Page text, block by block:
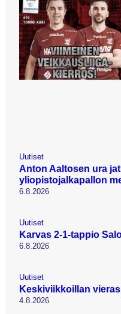
Uutiset
Anton Aaltosen ura
yliopistojalkapallon
6.8.2026
Uutiset
Karvas 2-1-tappio
6.8.2026
Uutiset
Keskiviikkoillan
4.8.2026